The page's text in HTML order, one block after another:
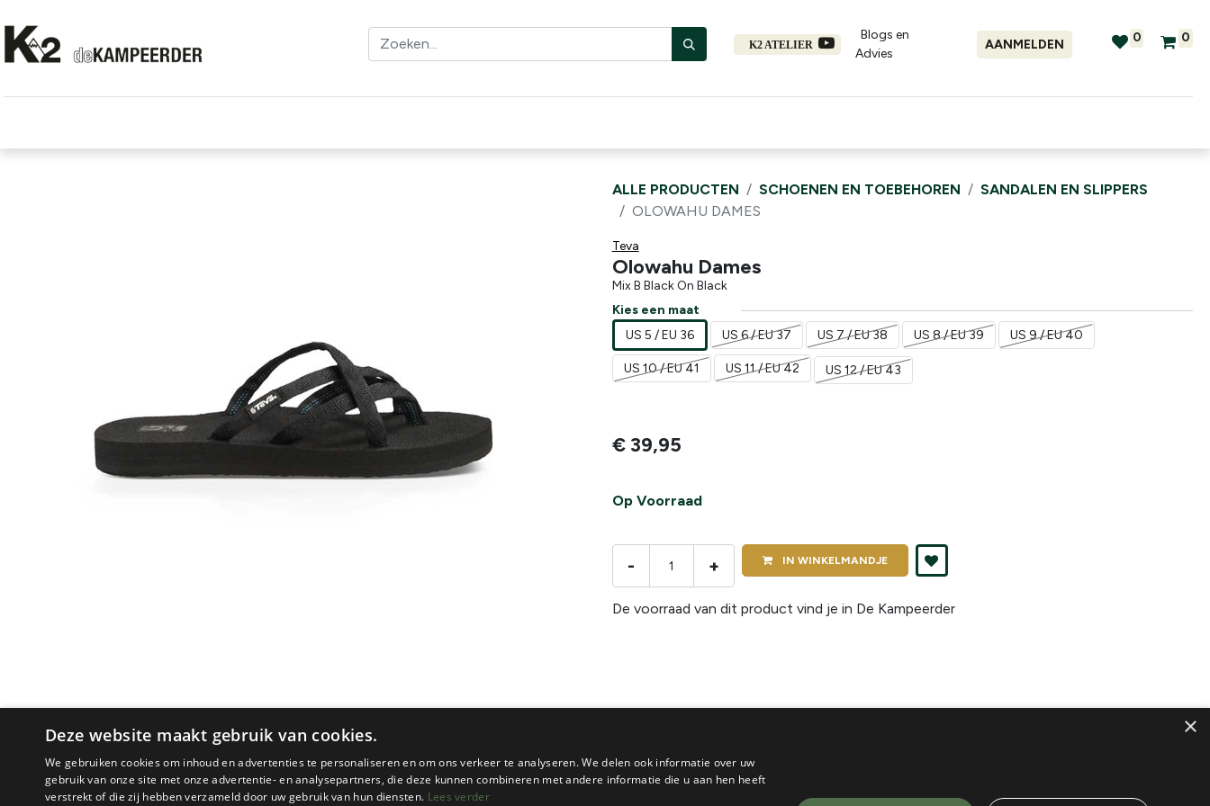
K2 ATELIER
Blogs en
Advies​
AANMELDEN 0 0
ALLE PRODUCTEN SCHOENEN EN TOEBEHOREN
SANDALEN EN SLIPPERS
OLOWAHU DAMES
Teva
Olowahu Dames
Mix B Black On Black
Kies een maat
US 5 / EU 36
US 6 / EU 37 US 7 / EU 38 US 8 / EU 39 US 9 / EU 40
US 10 / EU 41 US 11 / EU 42 US 12 / EU 43
€ 39,95
Op Voorraad
- + IN WINKELMANDJE
De voorraad van dit product vind je in De Kampeerder
PRODUCTOMSCHRIJVING
×
Deze website maakt gebruik van cookies.
We gebruiken cookies om inhoud en advertenties te personaliseren en om ons verkeer te analyseren. We delen ook informatie over uw
gebruik van onze site met onze advertentie- en analysepartners, die deze kunnen combineren met andere informatie die u aan hen heeft
verstrekt of die zij hebben verzameld door uw gebruik van hun diensten. Lees verder